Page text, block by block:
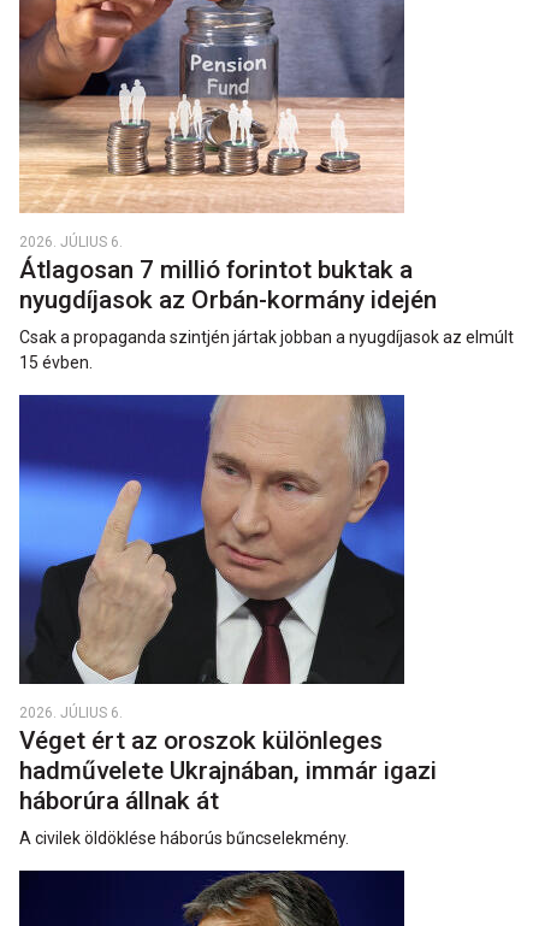
2026. JÚLIUS 6.
Átlagosan 7 millió forintot buktak a
nyugdíjasok az Orbán-kormány idején
Csak a propaganda szintjén jártak jobban a nyugdíjasok az elmúlt
15 évben.
2026. JÚLIUS 6.
Véget ért az oroszok különleges
hadművelete Ukrajnában, immár igazi
háborúra állnak át
A civilek öldöklése háborús bűncselekmény.